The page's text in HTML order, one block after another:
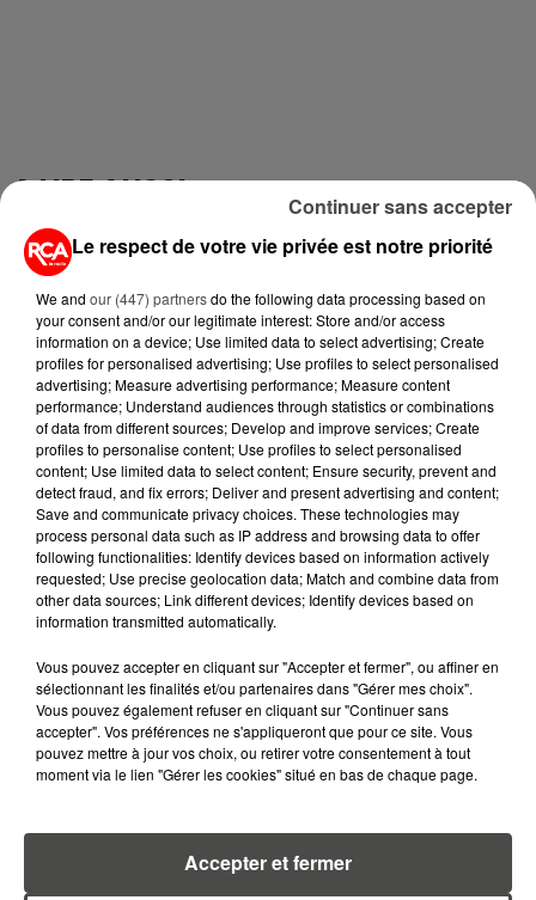
A LIRE AUSSI...
5 août 2026
PLUS CHER QU'IL Y A CINQ ANS,
ALERTE L’ONU
24 juillet 2026
JUSQU'À 40°C : LA FRANCE SOUS
LA MENACE D'UNE NOUVELLE
VAGUE DE...
22 juillet 2026
RÉSEAUX SOCIAUX : LES MOINS
DE 15 ANS BIENTÔT
DÉCONNECTÉS
20 juillet 2026
A400M : LE GÉANT DE L'ARMÉE
ENTRE EN GUERRE CONTRE LES
FLAMMES
17 juillet 2026
CLIMAT : LES ÉMISSIONS DE GAZ
NETTEMENT BAISSÉ...
Le respect de votre vie privée est notre priorité
We and our (447) partnersdo the following data processing based on
your consent and/or our legitimate interest: Store and/or access
information on a device; Use limited data to select advertising; Create
profiles for personalised advertising; Use profiles to select personalised
advertising; Measure advertising performance; Measure content
performance; Understand audiences through statistics or combinations
of data from different sources; Develop and improve services; Create
profiles to personalise content; Use profiles to select personalised
content; Use limited data to select content; Ensure security, prevent and
detect fraud, and fix errors; Deliver and present advertising and content;
Save and communicate privacy choices. These technologies may
process personal data such as IP address and browsing data to offer
following functionalities: Identify devices based on information actively
requested; Use precise geolocation data; Match and combine data from
other data sources; Link different devices; Identify devices based on
information transmitted automatically.
Vous pouvez accepter en cliquant sur "Accepter et fermer", ou affiner en
sélectionnant les finalités et/ou partenaires dans "Gérer mes choix".
Vous pouvez également refuser en cliquant sur "Continuer sans
accepter". Vos préférences ne s'appliqueront que pour ce site. Vous
pouvez mettre à jour vos choix, ou retirer votre consentement à tout
moment via le lien "Gérer les cookies" situé en bas de chaque page.
Accepter et fermer
Continuer sans accepter